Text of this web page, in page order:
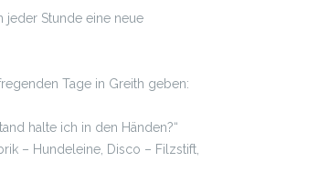
jeder Stunde eine neue
Tage in Greith geben:
halte ich in den Händen?“
– Hundeleine, Disco – Filzstift,